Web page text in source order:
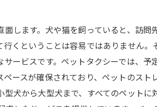
します。犬や猫を飼っていると、訪問
くということは容易ではありません
ービスです。ペットタクシーでは、
ースが確保されており、ペットのスト
犬から大型犬まで、すべてのペットに